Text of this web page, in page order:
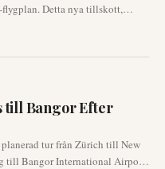
Detta nya tillskott,
en transatlantisk
till Bangor Efter
tur från Zürich till New
till Bangor International Airport